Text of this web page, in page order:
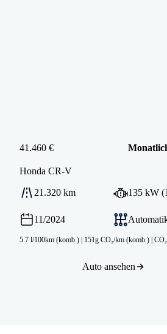
41.460 €
Honda CR-V
21.320 km 135 kW
11/2024
5.7 l/100km (komb.) | 151g CO₂/km (komb.) |
Auto ansehen